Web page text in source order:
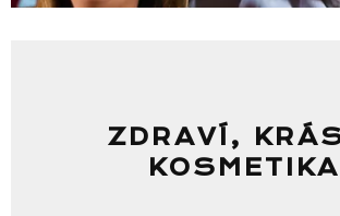
ZDRAVÍ,
KOSMETIKA